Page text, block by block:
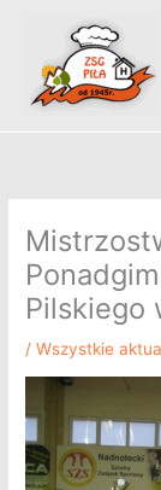
Pilskiego
/Wszystkie
m